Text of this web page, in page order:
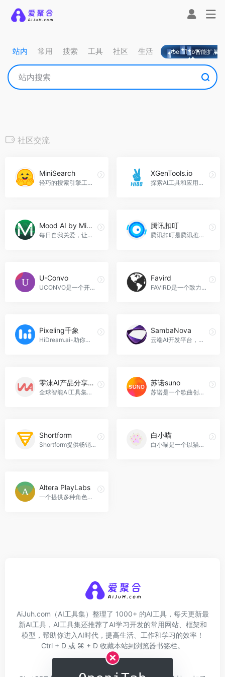
站内 常用 搜索 工具 社区 生活 OpeniTab智能扩展
社区交流
MiniSearch
轻巧的搜索引擎工具，MiniSearch官网入口网址
XGenTools.io
探索AI工具和应用的目录，XGenTools.io官网入口网址
Mood AI by Mindset
每日自我关爱，让心灵更加健康，Mood AI by Mindset官网入口网址
腾讯扣叮
腾讯扣叮是腾讯推出的青少年编程教育平台。基于腾讯在游戏和AI领域的技术优势，为6至18岁的孩子们提供有趣、互动的学习环境，在数字世界中探索和学习编程。
U-Convo
UCONVO是一个开放和友好的社区，让你可以自由地表达自己的意见和观点，与其他用户进行交流和讨论，U-Convo官网入口网址
Favird
FAVIRD是一个致力于收集和分享有价值互联网资源的在线平台，用户可以共同创建和维护资源库，并与其他用户进行交流和互动，Favird官网入口网址
Pixeling千象
HiDream.ai-助你创造美好世界，让创作变得更简单、更有趣，Pixeling千象官网入口网址
SambaNova
云端AI开发平台，助力高效创新。
零沫AI产品分享社区
全球智能AI工具集，AI社区，AI工具箱产品库，零沫AI产品分享社区官网入口网址
苏诺suno
苏诺是一个歌曲创作平台，它鼓励用户围绕任何主题创作歌曲，苏诺suno官网入口网址
Shortform
Shortform提供畅销书和非虚构书籍的优质摘要，助你快速获取知识。
白小喵
白小喵是一个以猫咪为主题的互动平台，提供虚拟猫咪互动和猫咪知识分享等功能。用户可以通过这个平台体验养猫的乐趣，同时与其他猫咪爱好者进行交流和分享，白小喵官网入口网址
Altera PlayLabs
一个提供多种角色体验的互动平台。
AiJuh.com（AI工具集）整理了 1000+ 的AI工具，每天更新最
新AI工具，AI工具集还推荐了AI学习开发的常用网站、框架和
模型，帮助你进入AI时代，提高生活、工作和学习的效率！
Ctrl + D 或 ⌘ + D 收藏本站到浏览器书签栏。